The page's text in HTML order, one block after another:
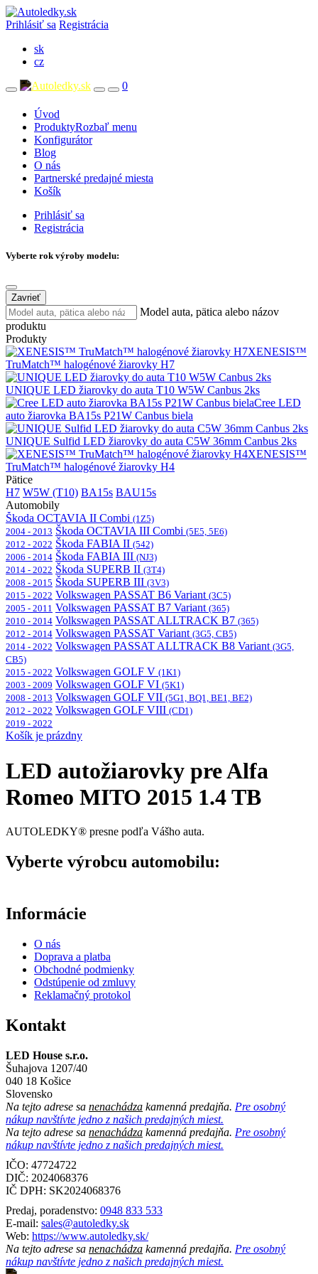
Prihlásiť sa Registrácia
sk
cz
0
Úvod
ProduktyRozbaľ menu
Konfigurátor
Blog
O nás
Partnerské predajné miesta
Košík
Prihlásiť sa
Registrácia
Vyberte rok výroby modelu:
Zavrieť
Model auta, pätica alebo názov
produktu
Produkty
XENESIS™
TruMatch™ halogénové žiarovky H7
UNIQUE LED žiarovky do auta T10 W5W Canbus 2ks
Cree LED
auto žiarovka BA15s P21W Canbus biela
UNIQUE Sulfid LED žiarovky do auta C5W 36mm Canbus 2ks
XENESIS™
TruMatch™ halogénové žiarovky H4
Pätice
H7 W5W (T10) BA15s BAU15s
Automobily
Škoda OCTAVIA II Combi (1Z5)
2004 - 2013 Škoda OCTAVIA III Combi (5E5, 5E6)
2012 - 2022 Škoda FABIA II (542)
2006 - 2014 Škoda FABIA III (NJ3)
2014 - 2022 Škoda SUPERB II (3T4)
2008 - 2015 Škoda SUPERB III (3V3)
2015 - 2022 Volkswagen PASSAT B6 Variant (3C5)
2005 - 2011 Volkswagen PASSAT B7 Variant (365)
2010 - 2014 Volkswagen PASSAT ALLTRACK B7 (365)
2012 - 2014 Volkswagen PASSAT Variant (3G5, CB5)
2014 - 2022 Volkswagen PASSAT ALLTRACK B8 Variant (3G5,
CB5)
2015 - 2022 Volkswagen GOLF V (1K1)
2003 - 2009 Volkswagen GOLF VI (5K1)
2008 - 2013 Volkswagen GOLF VII (5G1, BQ1, BE1, BE2)
2012 - 2022 Volkswagen GOLF VIII (CD1)
2019 - 2022
Košík je prázdny
LED autožiarovky pre Alfa
Romeo MITO 2015 1.4 TB
AUTOLEDKY® presne podľa Vášho auta.
Vyberte výrobcu automobilu:
Informácie
O nás
Doprava a platba
Obchodné podmienky
Odstúpenie od zmluvy
Reklamačný protokol
Kontakt
LED House s.r.o.
Šuhajova 1207/40
040 18 Košice
Slovensko
Na tejto adrese sa nenachádza kamenná predajňa. Pre osobný
nákup navštívte jedno z našich predajných miest.
Na tejto adrese sa nenachádza kamenná predajňa. Pre osobný
nákup navštívte jedno z našich predajných miest.
IČO: 47724722
DIČ: 2024068376
IČ DPH: SK2024068376
Predaj, poradenstvo: 0948 833 533
E-mail: sales@autoledky.sk
Web: https://www.autoledky.sk/
Na tejto adrese sa nenachádza kamenná predajňa. Pre osobný
nákup navštívte jedno z našich predajných miest.